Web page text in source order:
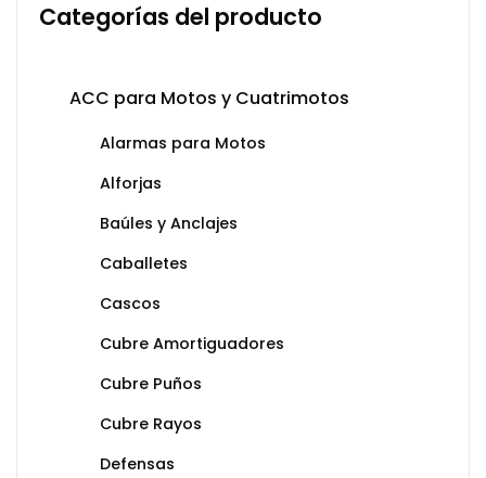
Categorías del producto
ACC para Motos y Cuatrimotos
Alarmas para Motos
Alforjas
Baúles y Anclajes
Caballetes
Cascos
Cubre Amortiguadores
Cubre Puños
Cubre Rayos
Defensas